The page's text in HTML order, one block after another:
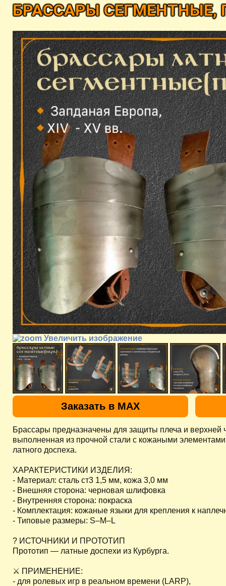
БРАССАРЫ СЕГМЕНТНЫЕ,
Увеличить изображение
Заказать в MAX
Брассары предназначены для защиты плеча и верхней
выполненная из прочной стали с кожаными
латного доспеха.
ХАРАКТЕРИСТИКИ ИЗДЕЛИЯ:
- Материал: сталь ст3 1,5 мм, кожа 3,0 мм
- Внешняя сторона: черновая шлифовка
- Внутренняя сторона: покраска
- Комплектация: кожаные языки для крепления к
- Типовые размеры: S–M–L
? ИСТОЧНИКИ И ПРОТОТИП
Прототип — латные доспехи из Курбурга.
⚔ ПРИМЕНЕНИЕ:
- для ролевых игр в реальном времени (LARP),